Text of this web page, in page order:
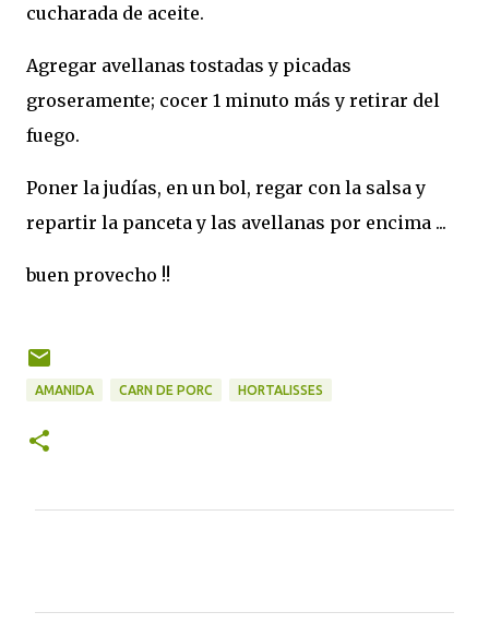
cucharada de aceite.
Agregar avellanas tostadas y picadas
groseramente; cocer 1 minuto más y retirar del
fuego.
Poner la judías, en un bol, regar con la salsa y
repartir la panceta y las avellanas por encima ...
buen provecho !!
AMANIDA CARN DE PORC HORTALISSES